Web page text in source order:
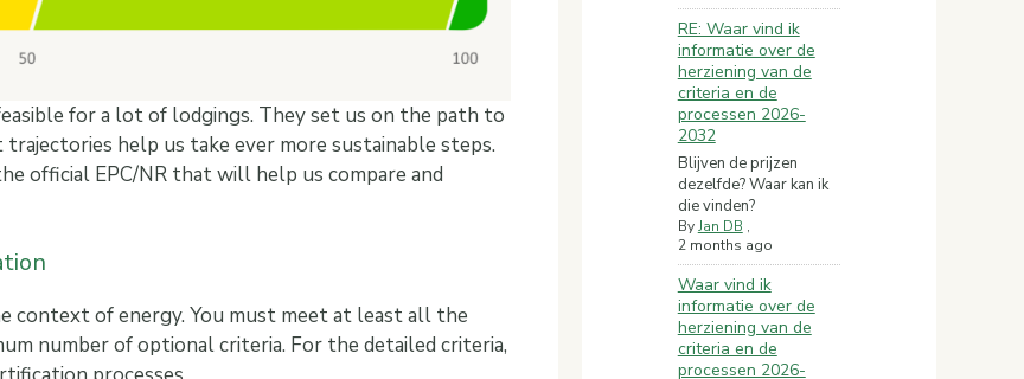
for a lot of lodgings. They set us on the path to
help us take ever more sustainable steps.
official EPC/NR that will help us compare and
context of energy. You must meet at least all the
number of optional criteria. For the detailed criteria,
RE: Waar vind ik
informatie over de
herziening van de
criteria en de
processen 2026-
2032
Blijven de prijzen
dezelfde? Waar kan ik
die vinden?
ByJan DB ,
2 months ago
Waar vind ik
informatie over de
herziening van de
criteria en de
processen 2026-